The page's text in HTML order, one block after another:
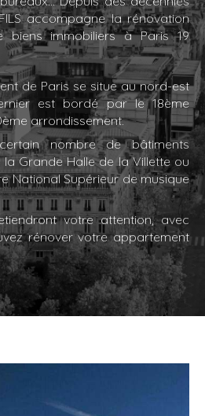
accompagne la rénovation
immobiliers à Paris 19
de Paris se situe au nord-est
est bordé par le 18ème
arrondissement.
nombre de bâtiments
Grande Halle de la Villette ou
National Supérieur de musique
votre attention, avec
rénover votre appartement